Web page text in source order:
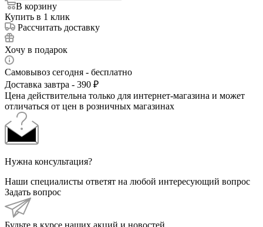
В корзину
Купить в 1 клик
Рассчитать доставку
Хочу в подарок
Самовывоз сегодня - бесплатно
Доставка завтра - 390 ₽
Цена действительна только для интернет-магазина и может
отличаться от цен в розничных магазинах
Нужна консультация?
Наши специалисты ответят на любой интересующий вопрос
Задать вопрос
Будьте в курсе наших акций и новостей